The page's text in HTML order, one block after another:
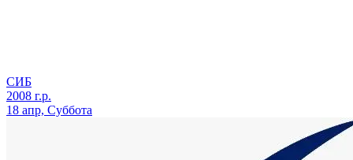
СИБ
2008 г.р.
18 апр, Суббота